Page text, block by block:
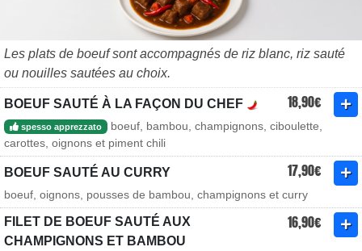
Les plats de boeuf sont accompagnés de riz blanc, riz sauté
ou nouilles sautées au choix.
BOEUF SAUTÉ À LA FAÇON DU CHEF 18,90€
spesso apprezzato
boeuf, bambou, champignons, ciboulette,
carottes, oignons et piment chili
BOEUF SAUTÉ AU CURRY 17,90€
boeuf, oignons, pousses de bambou, champignons et curry
FILET DE BOEUF SAUTÉ AUX
CHAMPIGNONS ET BAMBOU
16,90€